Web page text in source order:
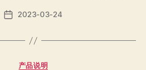
Post2023-03-24
Categories
产品说明